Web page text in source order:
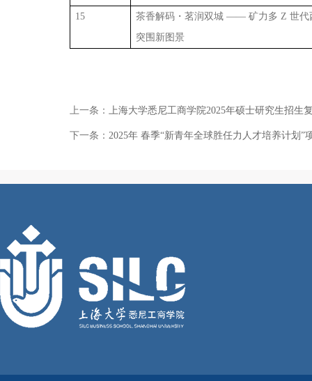
15 茶香解码 ・ 茗润双城 —— 矿力多 Z 世代
突围新图景
上一条： 上海大学悉尼工商学院2025年硕士研究生招生
下一条： 2025年 春季“新青年全球胜任力人才培养计划”